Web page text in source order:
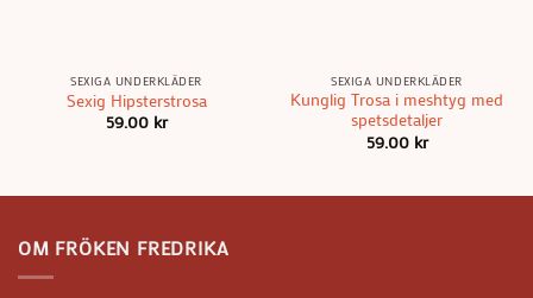
SEXIGA UNDERKLÄDER
Sexig Hipsterstrosa
59.00 kr
SEXIGA UNDERKLÄDER
Kunglig Trosa i meshtyg med
spetsdetaljer
59.00 kr
OM FRÖKEN FREDRIKA